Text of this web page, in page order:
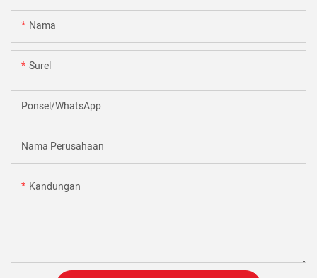
Nama
Surel
Ponsel/WhatsApp
Nama Perusahaan
Kandungan